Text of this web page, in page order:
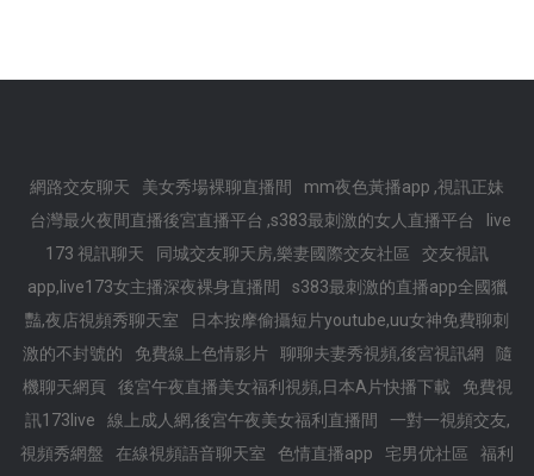
網路交友聊天 美女秀場裸聊直播間
mm夜色黃播app ,視訊正妹
台灣最火夜間直播後宮直播平台 ,s383最刺激的女人直播平台
live
173 視訊聊天
同城交友聊天房,樂妻國際交友社區
交友視訊
app,live173女主播深夜裸身直播間
s383最刺激的直播app全國獵
豔,夜店視頻秀聊天室
日本按摩偷攝短片youtube,uu女神免費聊刺
激的不封號的
免費線上色情影片 聊聊夫妻秀視頻,後宮視訊網
隨
機聊天網頁
後宮午夜直播美女福利視頻,日本A片快播下載
免費視
訊173live
線上成人網,後宮午夜美女福利直播間
一對一視頻交友,
視頻秀網盤
在線視頻語音聊天室 色情直播app 宅男优社區
福利